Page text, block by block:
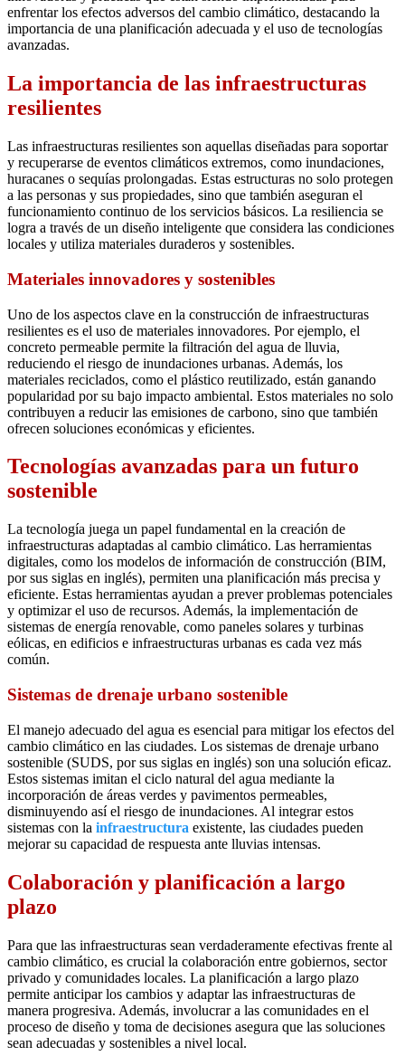
enfrentar los efectos adversos del cambio climático, destacando la
importancia de una planificación adecuada y el uso de tecnologías
avanzadas.
La importancia de las infraestructuras
resilientes
Las infraestructuras resilientes son aquellas diseñadas para soportar
y recuperarse de eventos climáticos extremos, como inundaciones,
huracanes o sequías prolongadas. Estas estructuras no solo protegen
a las personas y sus propiedades, sino que también aseguran el
funcionamiento continuo de los servicios básicos. La resiliencia se
logra a través de un diseño inteligente que considera las condiciones
locales y utiliza materiales duraderos y sostenibles.
Materiales innovadores y sostenibles
Uno de los aspectos clave en la construcción de infraestructuras
resilientes es el uso de materiales innovadores. Por ejemplo, el
concreto permeable permite la filtración del agua de lluvia,
reduciendo el riesgo de inundaciones urbanas. Además, los
materiales reciclados, como el plástico reutilizado, están ganando
popularidad por su bajo impacto ambiental. Estos materiales no solo
contribuyen a reducir las emisiones de carbono, sino que también
ofrecen soluciones económicas y eficientes.
Tecnologías avanzadas para un futuro
sostenible
La tecnología juega un papel fundamental en la creación de
infraestructuras adaptadas al cambio climático. Las herramientas
digitales, como los modelos de información de construcción (BIM,
por sus siglas en inglés), permiten una planificación más precisa y
eficiente. Estas herramientas ayudan a prever problemas potenciales
y optimizar el uso de recursos. Además, la implementación de
sistemas de energía renovable, como paneles solares y turbinas
eólicas, en edificios e infraestructuras urbanas es cada vez más
común.
Sistemas de drenaje urbano sostenible
El manejo adecuado del agua es esencial para mitigar los efectos del
cambio climático en las ciudades. Los sistemas de drenaje urbano
sostenible (SUDS, por sus siglas en inglés) son una solución eficaz.
Estos sistemas imitan el ciclo natural del agua mediante la
incorporación de áreas verdes y pavimentos permeables,
disminuyendo así el riesgo de inundaciones. Al integrar estos
sistemas con la infraestructura existente, las ciudades pueden
mejorar su capacidad de respuesta ante lluvias intensas.
Colaboración y planificación a largo
plazo
Para que las infraestructuras sean verdaderamente efectivas frente al
cambio climático, es crucial la colaboración entre gobiernos, sector
privado y comunidades locales. La planificación a largo plazo
permite anticipar los cambios y adaptar las infraestructuras de
manera progresiva. Además, involucrar a las comunidades en el
proceso de diseño y toma de decisiones asegura que las soluciones
sean adecuadas y sostenibles a nivel local.